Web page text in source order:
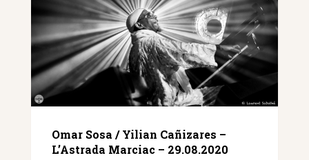
Omar Sosa / Yilian Cañizares –
L’Astrada Marciac – 29.08.2020